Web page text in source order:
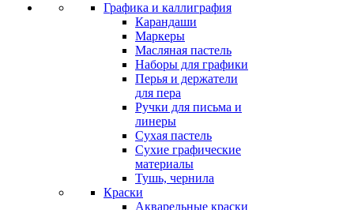
Графика и каллиграфия
Карандаши
Маркеры
Масляная пастель
Наборы для графики
Перья и держатели
для пера
Ручки для письма и
линеры
Сухая пастель
Сухие графические
материалы
Тушь, чернила
Краски
Акварельные краски